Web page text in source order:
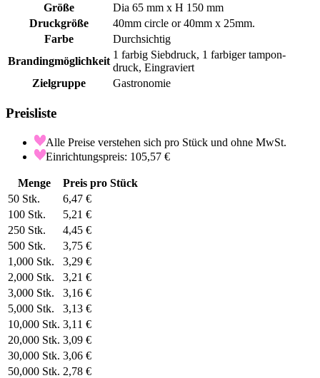
Größe
Dia 65 mm x H 150 mm
Druckgröße
40mm circle or 40mm x 25mm.
Farbe
Durchsichtig
Brandingmöglichkeit
1 farbig Siebdruck, 1 farbiger tampon-
druck, Eingraviert
Zielgruppe
Gastronomie
Preisliste
Alle Preise verstehen sich pro Stück und ohne MwSt.
Einrichtungspreis: 105,57 €
Menge
Preis pro Stück
50 Stk.
6,47 €
100 Stk.
5,21 €
250 Stk.
4,45 €
500 Stk.
3,75 €
1,000 Stk.
3,29 €
2,000 Stk.
3,21 €
3,000 Stk.
3,16 €
5,000 Stk.
3,13 €
10,000 Stk. 3,11 €
20,000 Stk. 3,09 €
30,000 Stk. 3,06 €
50,000 Stk. 2,78 €